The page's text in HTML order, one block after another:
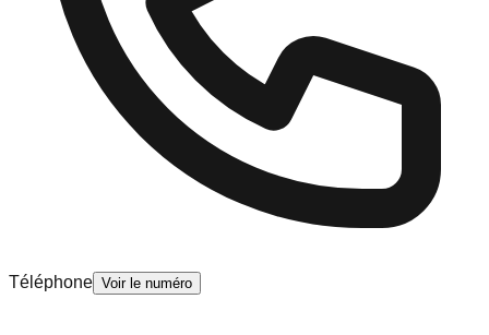
Téléphone Voir le numéro